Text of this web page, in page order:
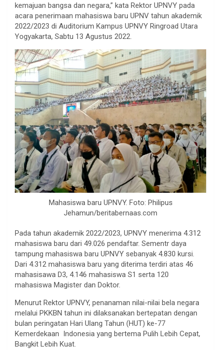
kemajuan bangsa dan negara,” kata Rektor UPNVY pada
acara penerimaan mahasiswa baru UPNV tahun akademik
2022/2023 di Auditorium Kampus UPNVY Ringroad Utara
Yogyakarta, Sabtu 13 Agustus 2022.
Mahasiswa baru UPNVY. Foto: Philipus
Jehamun/beritabernaas.com
Pada tahun akademik 2022/2023, UPNVY menerima 4.312
mahasiswa baru dari 49.026 pendaftar. Sementr daya
tampung mahasiswa baru UPNVY sebanyak 4.830 kursi.
Dari 4.312 mahasiswa baru yang diterima terdiri atas 46
mahasisawa D3, 4.146 mahasiswa S1 serta 120
mahasiswa Magister dan Doktor.
Menurut Rektor UPNVY, penanaman nilai-nilai bela negara
melalui PKKBN tahun ini dilaksanakan bertepatan dengan
bulan peringatan Hari Ulang Tahun (HUT) ke-77
Kemerdekaan Indonesia yang bertema Pulih Lebih Cepat,
Bangkit Lebih Kuat.